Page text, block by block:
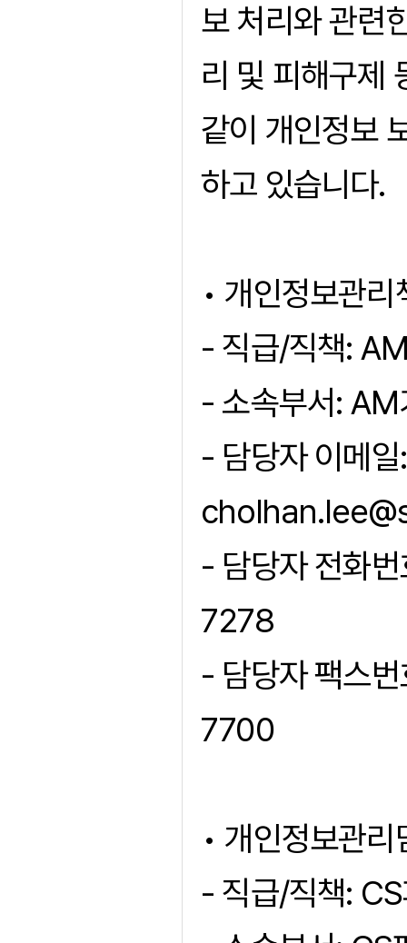
보 처리와 관련
리 및 피해구제
같이 개인정보
하고 있습니다.
• 개인정보관리
- 직급/직책:
- 소속부서: AM
- 담당자 이메일:
- 담당자 전화
7278
- 담당자 팩스
7700
• 개인정보관리
- 직급/직책: